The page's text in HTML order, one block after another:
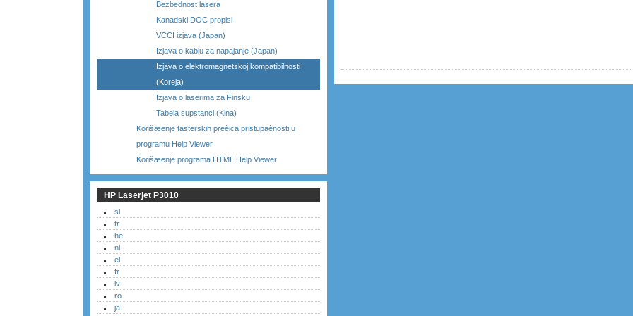
Bezbednost lasera
Kanadski DOC propisi
VCCI izjava (Japan)
Izjava o kablu za napajanje (Japan)
Izjava o elektromagnetskoj kompatibilnosti
(Koreja)
Izjava o laserima za Finsku
Tabela supstanci (Kina)
Korišæenje tasterskih preèica pristupaènosti u
programu Help Viewer
Korišæenje programa HTML Help Viewer
HP Laserjet P3010
sl
tr
he
nl
el
fr
lv
ro
ja